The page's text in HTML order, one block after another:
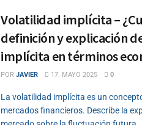
Volatilidad implícita –
definición y explicación
implícita en términos
POR JAVIER 17. MAYO 2025 0
La volatilidad implícita es un
mercados financieros. Describe la